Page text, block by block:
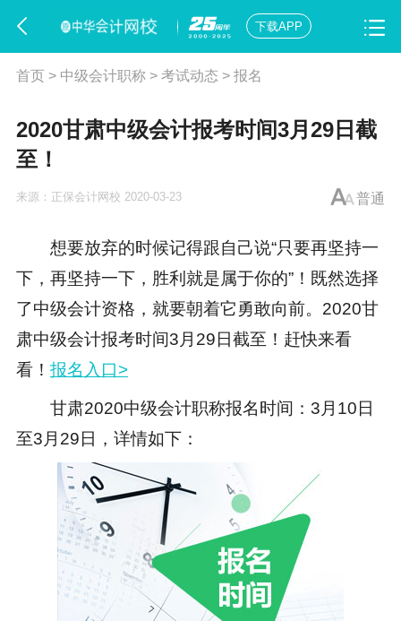
下载APP
首页> 中级会计职称> 考试动态 > 报名
2020甘肃中级会计报考时间3月29日截
至！
普通
来源： 正保会计网校 2020-03-23
想要放弃的时候记得跟自己说“只要再坚持一
下，再坚持一下，胜利就是属于你的”！既然选择
了中级会计资格，就要朝着它勇敢向前。2020甘
肃中级会计报考时间3月29日截至！ 赶快来看
看！ 报名入口>
甘肃2020中级会计职称报名时间 ：3月10日
至3月29日，详情如下：